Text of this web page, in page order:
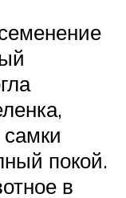
покой.
в